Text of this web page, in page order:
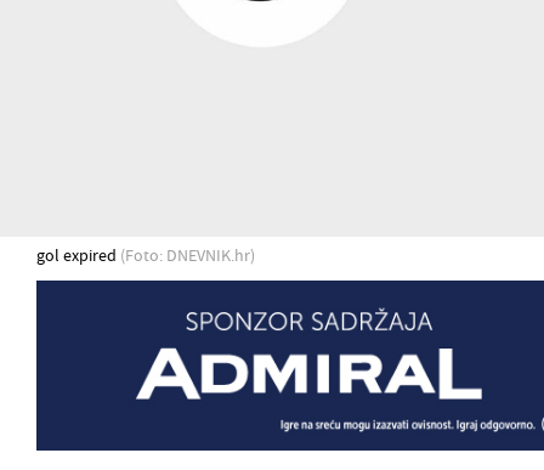
gol expired (Foto: DNEVNIK.hr)